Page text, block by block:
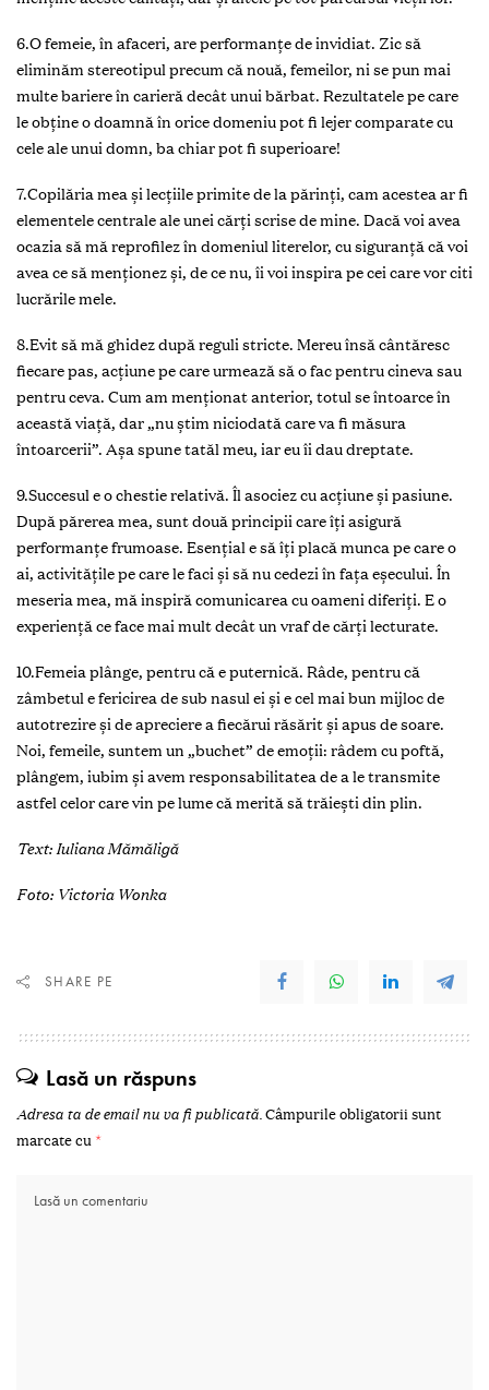
6.O femeie, în afaceri, are performanţe de invidiat. Zic să
eliminăm stereotipul precum că nouă, femeilor, ni se pun mai
multe bariere în carieră decât unui bărbat. Rezultatele pe care
le obţine o doamnă în orice domeniu pot fi lejer comparate cu
cele ale unui domn, ba chiar pot fi superioare!
7.Copilăria mea şi lecţiile primite de la părinţi, cam acestea ar fi
elementele centrale ale unei cărţi scrise de mine. Dacă voi avea
ocazia să mă reprofilez în domeniul literelor, cu siguranță că voi
avea ce să menţionez şi, de ce nu, îi voi inspira pe cei care vor citi
lucrările mele.
8.Evit să mă ghidez după reguli stricte. Mereu însă cântăresc
fiecare pas, acţiune pe care urmează să o fac pentru cineva sau
pentru ceva. Cum am menţionat anterior, totul se întoarce în
această viaţă, dar „nu ştim niciodată care va fi măsura
întoarcerii”. Aşa spune tatăl meu, iar eu îi dau dreptate.
9.Succesul e o chestie relativă. Îl asociez cu acţiune şi pasiune.
După părerea mea, sunt două principii care îţi asigură
performanţe frumoase. Esenţial e să îţi placă munca pe care o
ai, activităţile pe care le faci şi să nu cedezi în faţa eşecului. În
meseria mea, mă inspiră comunicarea cu oameni diferiţi. E o
experienţă ce face mai mult decât un vraf de cărţi lecturate.
10.Femeia plânge, pentru că e puternică. Râde, pentru că
zâmbetul e fericirea de sub nasul ei și e cel mai bun mijloc de
autotrezire și de apreciere a fiecărui răsărit și apus de soare.
Noi, femeile, suntem un „buchet” de emoții: râdem cu poftă,
plângem, iubim și avem responsabilitatea de a le transmite
astfel celor care vin pe lume că merită să trăiești din plin.
Text: Iuliana Mămăligă
Foto: Victoria Wonka
SHARE PE
Lasă un răspuns
Adresa ta de email nu va fi publicată.Câmpurile obligatorii sunt
marcate cu *